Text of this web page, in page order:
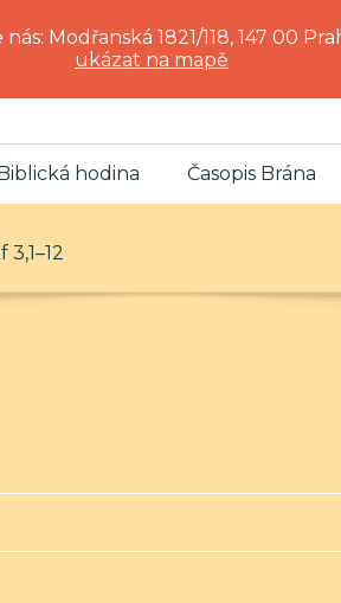
Modřanská 1821/118, 147 00
ukázat na mapě
hodina Časopis Brána
3,1–12